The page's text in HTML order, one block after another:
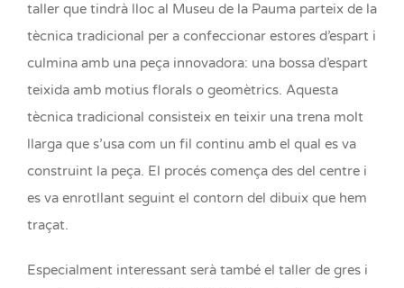
taller que tindrà lloc al Museu de la Pauma parteix de la
tècnica tradicional per a confeccionar estores d’espart i
culmina amb una peça innovadora: una bossa d’espart
teixida amb motius florals o geomètrics. Aquesta
tècnica tradicional consisteix en teixir una trena molt
llarga que s’usa com un fil continu amb el qual es va
construint la peça. El procés comença des del centre i
es va enrotllant seguint el contorn del dibuix que hem
traçat.
Especialment interessant serà també el taller de gres i